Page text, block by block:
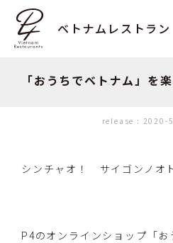
ベトナムレストラ
「おうちでベトナム」を
release : 2020-
シンチャオ！ サイゴンノオ
P4のオンラインショップ「